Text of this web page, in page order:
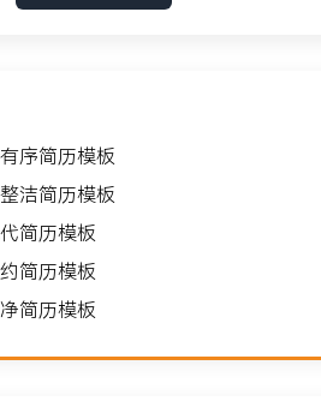
序简历模板
洁简历模板
简历模板
简历模板
简历模板